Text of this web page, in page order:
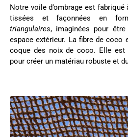
Notre voile d’ombrage est
tissées et façonnées en
triangulaires, imaginées pour être
espace extérieur. La fibre de coco
coque des noix de coco. Elle
pour créer un matériau robuste et